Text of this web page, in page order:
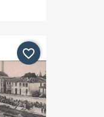
favorite_border